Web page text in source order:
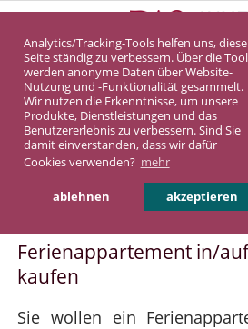
Analytics/Tracking-Tools helfen uns, diese
Seite ständig zu verbessern. Über die
werden anonyme Daten über Website-
Nutzung und -Funktionalität gesammelt.
Wir nutzen die Erkenntnisse, um unsere
Produkte, Dienstleistungen und das
Benutzererlebnis zu verbessern. Sind Sie
damit einverstanden, dass wir dafür
Cookies verwenden? mehr
ablehnen akzeptieren
Ferienappartement Bad
DASINVEST Service
Ferienappartement
Bederkesa
Ferienappartement in/
kaufen
Sie wollen ein